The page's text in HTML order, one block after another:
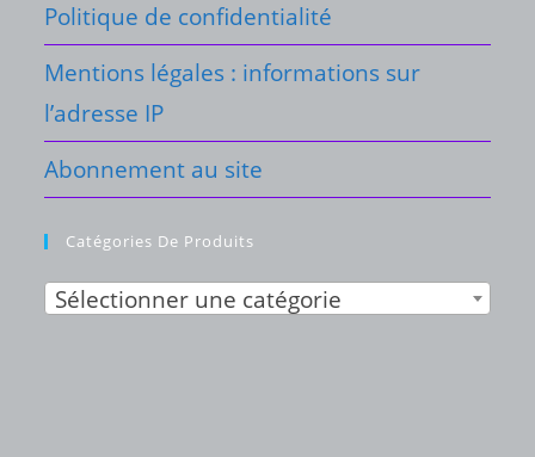
Politique de confidentialité
Mentions légales : informations sur
l’adresse IP
Abonnement au site
Catégories De Produits
Sélectionner une catégorie